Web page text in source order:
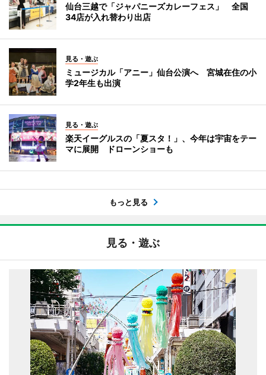
仙台三越で「ジャパニーズカレーフェス」 全国
34店が入れ替わり出店
見る・遊ぶ
ミュージカル「アニー」仙台公演へ 宮城在住の小
学2年生も出演
見る・遊ぶ
楽天イーグルスの「夏スタ！」、今年は宇宙をテー
マに展開 ドローンショーも
もっと見る
見る・遊ぶ